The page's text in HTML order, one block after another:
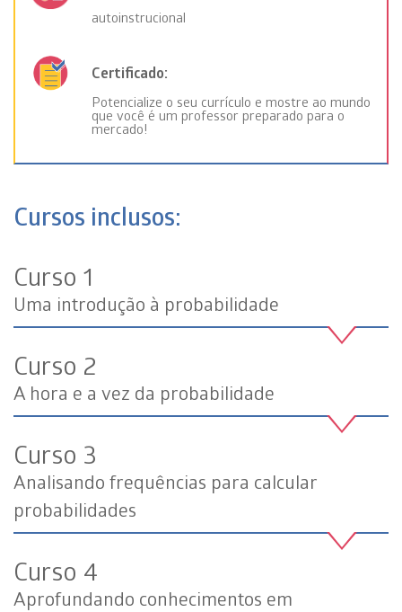
autoinstrucional
Certificado:
Potencialize o seu currículo e mostre ao mundo
que você é um professor preparado para o
mercado!
Cursos inclusos:
Curso 1
Uma introdução à probabilidade
Curso 2
A hora e a vez da probabilidade
Curso 3
Analisando frequências para calcular
probabilidades
Curso 4
Aprofundando conhecimentos em